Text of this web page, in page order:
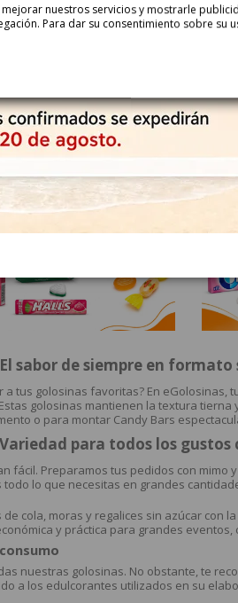
Sour Mix Ácido
7,44 €
Añadir
El sabor de siempre en
tus golosinas favoritas? En
golosinas mantienen la textura
o para montar Candy Bars
Variedad para todos los gustos
fácil. Preparamos tus pedidos con mimo
lo que necesitas en grandes
de cola, moras y regalices sin azúcar con
y práctica para grandes
nuestras golosinas. No obstante, te
a los edulcorantes utilizados en su
nuestros servicios y mostrarle
Para dar su consentimiento sobre su